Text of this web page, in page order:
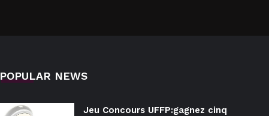
POPULAR NEWS
Jeu Concours UFFP:gagnez cinq